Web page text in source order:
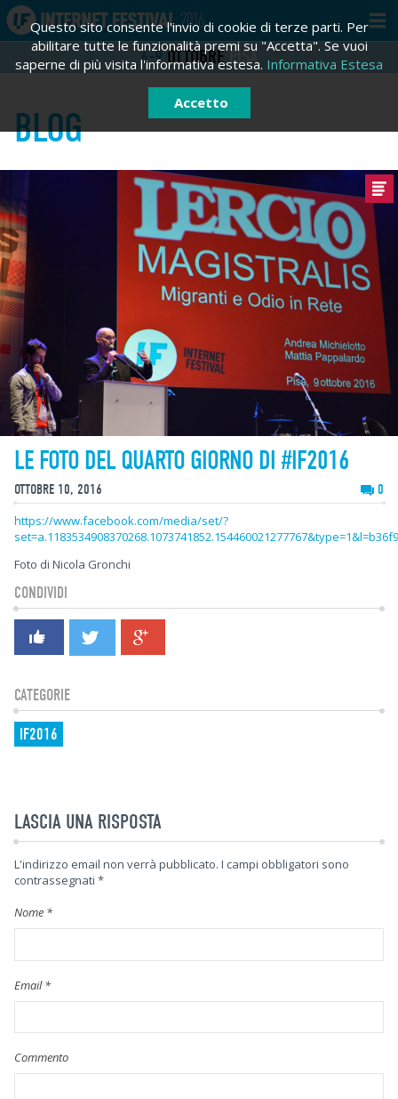
6-9OTTOBREPISA
REGISTRATI
Registrati
Email *
Hai dimenticato la tua password?
BLOG
LE FOTO DEL QUARTO GIORNO DI #IF2016
OTTOBRE 10, 2016
0
https://www.facebook.com/media/set/?
Foto di Nicola Gronchi
CONDIVIDI
CATEGORIE
IF2016
LASCIA UNA RISPOSTA
L'indirizzo email non verrà pubblicato. I campi obbligatori sono
contrassegnati *
Nome *
Email*
Commento
Questo sito consente l'invio di cookie di terze parti. Per
abilitare tutte le funzionalità premi su "Accetta". Se vuoi
saperne di più visita l'informativa estesa. Informativa Estesa
Accetto